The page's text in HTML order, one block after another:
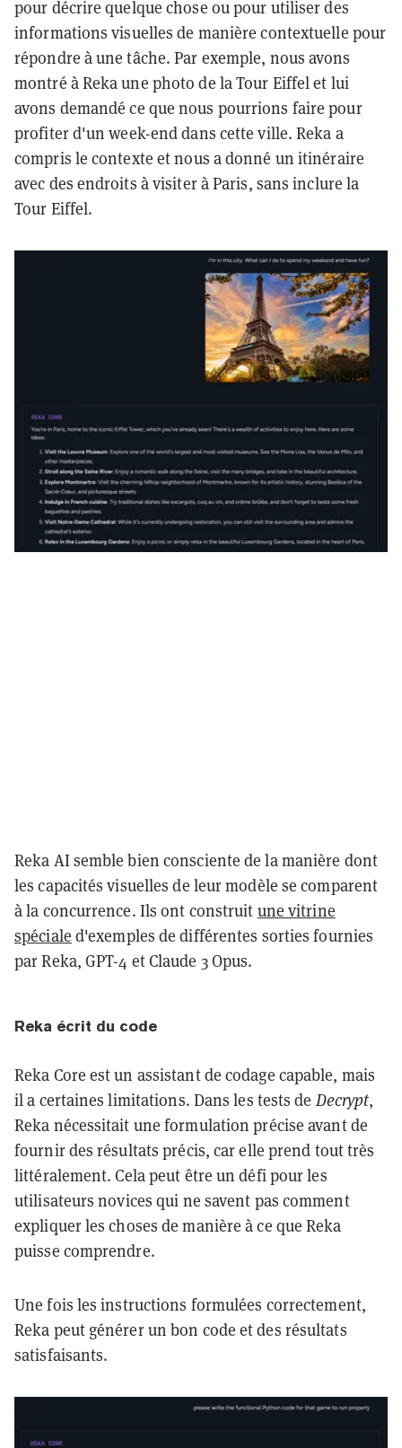
pour décrire quelque chose ou pour utiliser des
informations visuelles de manière contextuelle pour
répondre à une tâche. Par exemple, nous avons
montré à Reka une photo de la Tour Eiffel et lui
avons demandé ce que nous pourrions faire pour
profiter d'un week-end dans cette ville. Reka a
compris le contexte et nous a donné un itinéraire
avec des endroits à visiter à Paris, sans inclure la
Tour Eiffel.
Reka AI semble bien consciente de la manière dont
les capacités visuelles de leur modèle se comparent
à la concurrence. Ils ont construit une vitrine
spéciale d'exemples de différentes sorties fournies
par Reka, GPT-4 et Claude 3 Opus.
Reka écrit du code
Reka Core est un assistant de codage capable, mais
il a certaines limitations. Dans les tests de Decrypt,
Reka nécessitait une formulation précise avant de
fournir des résultats précis, car elle prend tout très
littéralement. Cela peut être un défi pour les
utilisateurs novices qui ne savent pas comment
expliquer les choses de manière à ce que Reka
puisse comprendre.
Une fois les instructions formulées correctement,
Reka peut générer un bon code et des résultats
satisfaisants.